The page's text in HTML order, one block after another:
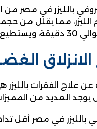
بالليزر في مصر
الليزر، مما يقلل من
نفس اليوم.
علاج الفقرات بالليزر
يوجد العديد من
بالليزر في مصر أقل